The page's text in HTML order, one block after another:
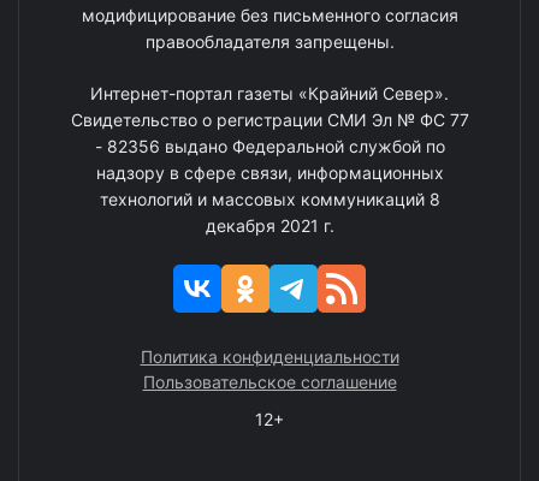
модифицирование без письменного согласия
правообладателя запрещены.
Интернет-портал газеты «Крайний Север».
Свидетельство о регистрации СМИ Эл № ФС 77
- 82356 выдано Федеральной службой по
надзору в сфере связи, информационных
технологий и массовых коммуникаций 8
декабря 2021 г.
Политика конфиденциальности
Пользовательское соглашение
12+